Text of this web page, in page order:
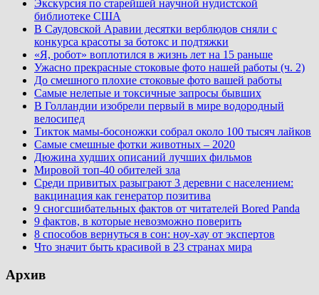
Экскурсия по старейшей научной нудистской
библиотеке США
В Саудовской Аравии десятки верблюдов сняли с
конкурса красоты за ботокс и подтяжки
«Я, робот» воплотился в жизнь лет на 15 раньше
Ужасно прекрасные стоковые фото нашей работы (ч. 2)
До смешного плохие стоковые фото вашей работы
Самые нелепые и токсичные запросы бывших
В Голландии изобрели первый в мире водородный
велосипед
Тикток мамы-босоножки собрал около 100 тысяч лайков
Самые смешные фотки животных – 2020
Дюжина худших описаний лучших фильмов
Мировой топ-40 обителей зла
Среди привитых разыграют 3 деревни с населением:
вакцинация как генератор позитива
9 сногсшибательных фактов от читателей Bored Panda
9 фактов, в которые невозможно поверить
8 способов вернуться в сон: ноу-хау от экспертов
Что значит быть красивой в 23 странах мира
Архив